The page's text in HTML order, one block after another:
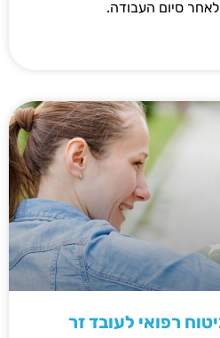
סיום העבודה.
רפואי לעובד זר